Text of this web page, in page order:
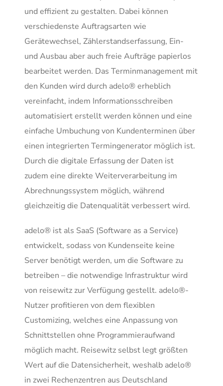
und effizient zu gestalten. Dabei können
verschiedenste Auftragsarten wie
Gerätewechsel, Zählerstandserfassung, Ein-
und Ausbau aber auch freie Aufträge papierlos
bearbeitet werden. Das Terminmanagement mit
den Kunden wird durch adelo® erheblich
vereinfacht, indem Informationsschreiben
automatisiert erstellt werden können und eine
einfache Umbuchung von Kundenterminen über
einen integrierten Termingenerator möglich ist.
Durch die digitale Erfassung der Daten ist
zudem eine direkte Weiterverarbeitung im
Abrechnungssystem möglich, während
gleichzeitig die Datenqualität verbessert wird.
adelo® ist als SaaS (Software as a Service)
entwickelt, sodass von Kundenseite keine
Server benötigt werden, um die Software zu
betreiben – die notwendige Infrastruktur wird
von reisewitz zur Verfügung gestellt. adelo®-
Nutzer profitieren von dem flexiblen
Customizing, welches eine Anpassung von
Schnittstellen ohne Programmieraufwand
möglich macht. Reisewitz selbst legt größten
Wert auf die Datensicherheit, weshalb adelo®
in zwei Rechenzentren aus Deutschland